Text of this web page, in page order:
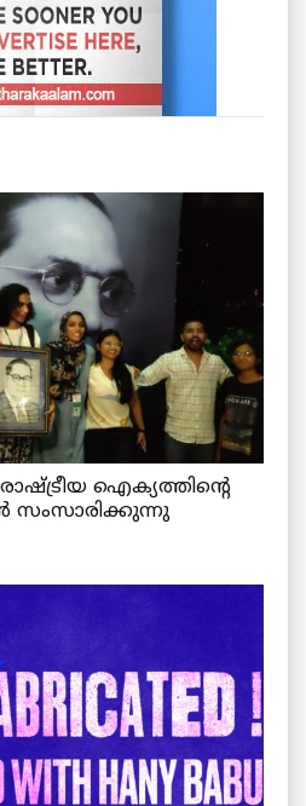
ഐക്യത്തിന്റെ
സംസാരിക്കുന്നു